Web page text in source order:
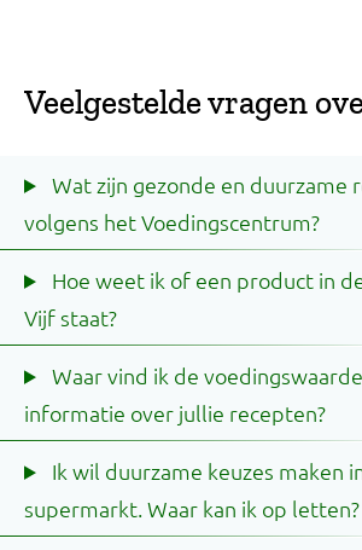
Veelgestelde vragen
Wat zijn gezonde en duurzame
volgens het Voedingscentrum?
Hoe weet ik of een product in
Vijf staat?
Waar vind ik de
informatie over jullie recepten?
Ik wil duurzame keuzes maken
supermarkt. Waar kan ik op letten?